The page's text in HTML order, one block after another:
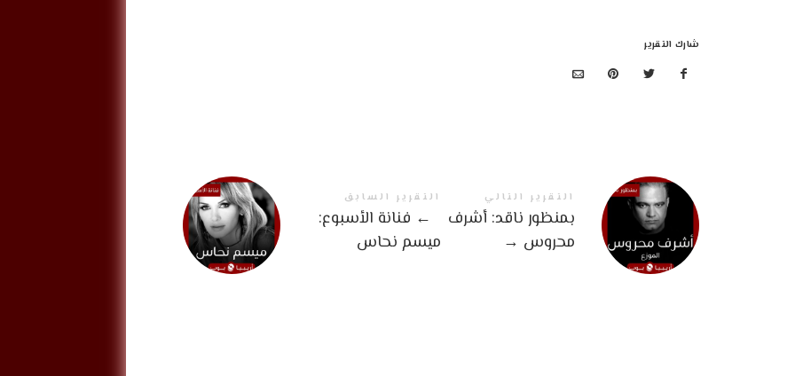
شارك التقرير
التقرير السابق
← فنانة الأسبوع:
ميسم نحاس
التقرير التالي
بمنظور ناقد: أشرف
محروس →